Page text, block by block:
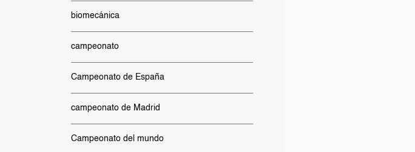
biomecánica
campeonato
Campeonato de España
campeonato de Madrid
Campeonato del mundo